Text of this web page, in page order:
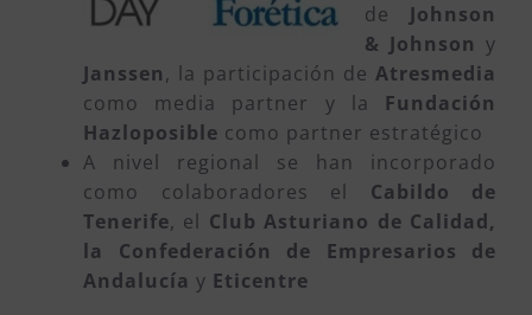
de Johnson
& Johnson y
Janssen, la participación de Atresmedia
como media partner y la Fundación
Hazloposible como partner estratégico
A nivel regional se han incorporado
como colaboradores el Cabildo de
Tenerife, el Club Asturiano de Calidad,
la Confederación de Empresarios de
Andalucía y Eticentre